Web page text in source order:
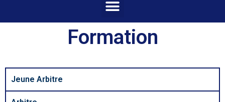
Formation
Jeune Arbitre